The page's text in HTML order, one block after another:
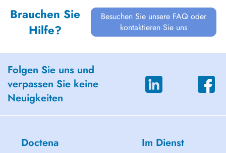
Brauchen Sie
Hilfe?
Besuchen Sie unsere FAQ oder
kontaktieren Sie uns
Folgen Sie uns und
verpassen Sie keine
Neuigkeiten
Doctena Im Dienst